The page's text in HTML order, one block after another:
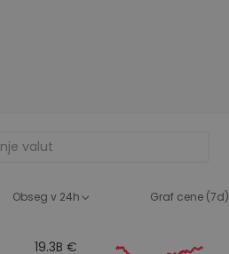
Obseg v 24h Graf cene (7d)
19.3B €